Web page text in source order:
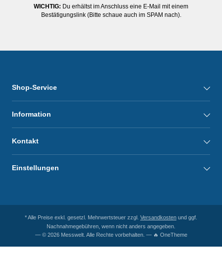
WICHTIG: Du erhältst im Anschluss eine E-Mail mit einem
Bestätigungslink (Bitte schaue auch im SPAM nach).
Shop-Service
Information
Kontakt
Einstellungen
* Alle Preise exkl. gesetzl. Mehrwertsteuer zzgl. Versandkosten und ggf.
Nachnahmegebühren, wenn nicht anders angegeben.
— © 2026 Messwelt. Alle Rechte vorbehalten. — 🔥 OneTheme